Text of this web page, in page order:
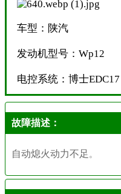
车型：陕汽
发动机型号：Wp12
电控系统：博士EDC17
故障描述：
自动熄火动力不足 。